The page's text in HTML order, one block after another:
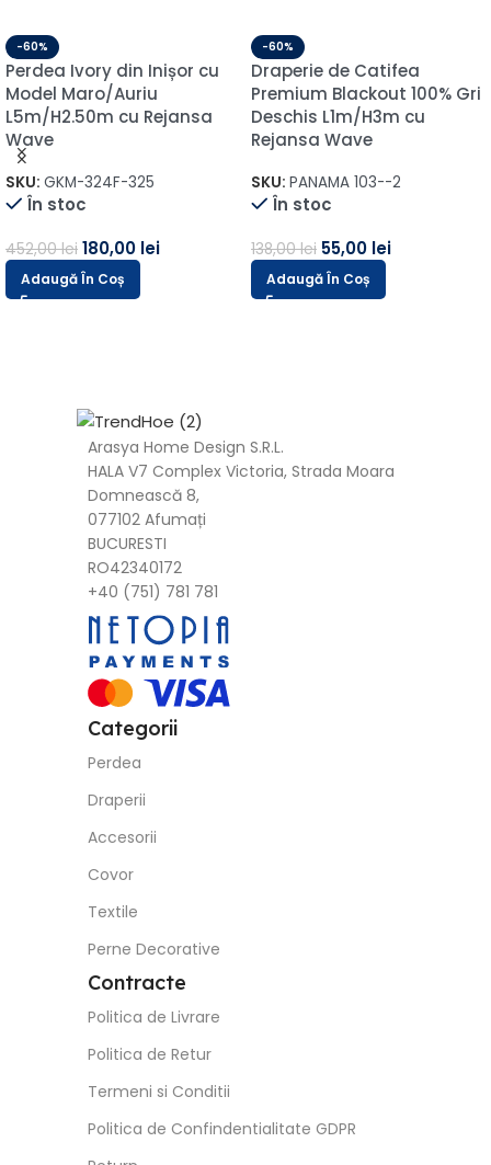
-60%
Perdea Ivory din Inișor cu
Model Maro/Auriu
L5m/H2.50m cu Rejansa
Wave
SKU: GKM-324F-325
În stoc
452,00lei 180,00 lei
Adaugă În Coș
-60%
Draperie de Catifea
Premium Blackout 100% Gri
Deschis L1m/H3m cu
Rejansa Wave
SKU: PANAMA 103--2
În stoc
138,00lei 55,00 lei
Adaugă În Coș
Arasya Home Design S.R.L.
HALA V7 Complex Victoria, Strada Moara
Domnească 8,
077102 Afumați
BUCURESTI
RO42340172
+40 (751) 781 781
Categorii
Perdea
Draperii
Accesorii
Covor
Textile
Perne Decorative
Contracte
Politica de Livrare
Politica de Retur
Termeni si Conditii
Politica de Confindentialitate GDPR